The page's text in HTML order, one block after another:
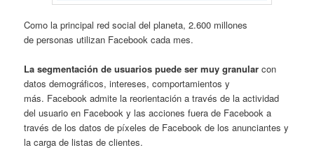
Como la principal red social del planeta, 2.600 millones
de personas utilizan Facebook cada mes.
La segmentación de usuarios puede ser muy granularcon
datos demográficos, intereses, comportamientos y
más. Facebook admite la reorientación a través de la actividad
del usuario en Facebook y las acciones fuera de Facebook a
través de los datos de píxeles de Facebook de los anunciantes y
la carga de listas de clientes.